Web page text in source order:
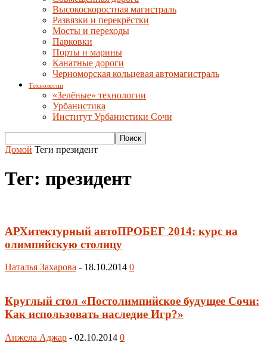
Высокоскоростная магистраль
Развязки и перекрёстки
Мосты и переходы
Парковки
Порты и марины
Канатные дороги
Черноморская кольцевая автомагистраль
Технологии
«Зелёные» технологии
Урбанистика
Институт Урбанистики Сочи
Домой Теги президент
Тег: президент
АРХитектурный автоПРОБЕГ 2014: курс на
олимпийскую столицу
Наталья Захарова - 18.10.2014 0
Круглый стол «Постолимпийское будущее Сочи:
Как использовать наследие Игр?»
Анжела Аджар - 02.10.2014 0